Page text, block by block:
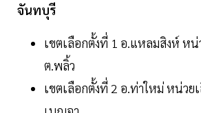
จันทบุรี
เขตเลือกตั้งที่ 1 อ.แหลมสิงห์ หน่
ต.พลิ้ว
เขตเลือกตั้งที่ 2 อ.ท่าใหม่ หน่วย